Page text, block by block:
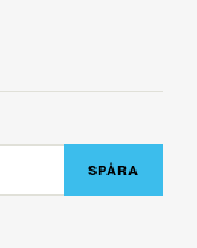
SPÅRA